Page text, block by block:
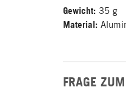
Gewicht: 35 g
Material:
FRAGE